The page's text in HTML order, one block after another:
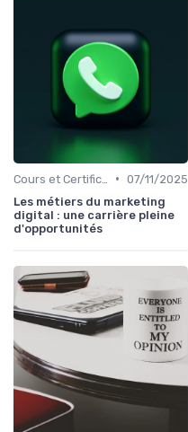
• 07/11/2025
Les métiers du marketing
digital : une carrière pleine
d'opportunités